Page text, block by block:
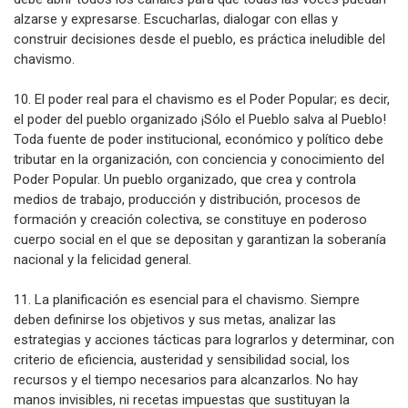
alzarse y expresarse. Escucharlas, dialogar con ellas y
construir decisiones desde el pueblo, es práctica ineludible del
chavismo.
10. El poder real para el chavismo es el Poder Popular; es decir,
el poder del pueblo organizado ¡Sólo el Pueblo salva al Pueblo!
Toda fuente de poder institucional, económico y político debe
tributar en la organización, con conciencia y conocimiento del
Poder Popular. Un pueblo organizado, que crea y controla
medios de trabajo, producción y distribución, procesos de
formación y creación colectiva, se constituye en poderoso
cuerpo social en el que se depositan y garantizan la soberanía
nacional y la felicidad general.
11. La planificación es esencial para el chavismo. Siempre
deben definirse los objetivos y sus metas, analizar las
estrategias y acciones tácticas para lograrlos y determinar, con
criterio de eficiencia, austeridad y sensibilidad social, los
recursos y el tiempo necesarios para alcanzarlos. No hay
manos invisibles, ni recetas impuestas que sustituyan la